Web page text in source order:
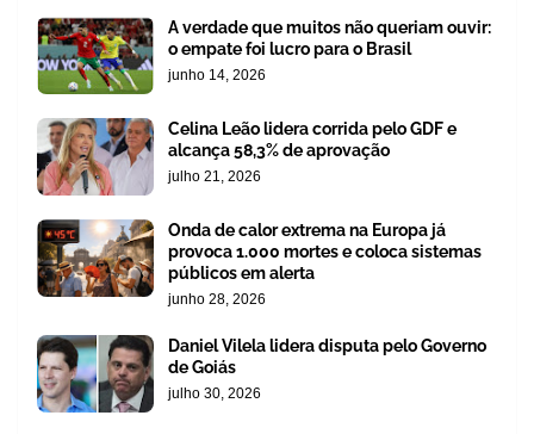
A verdade que muitos não queriam ouvir:
o empate foi lucro para o Brasil
junho 14, 2026
Celina Leão lidera corrida pelo GDF e
alcança 58,3% de aprovação
julho 21, 2026
Onda de calor extrema na Europa já
provoca 1.000 mortes e coloca sistemas
públicos em alerta
junho 28, 2026
Daniel Vilela lidera disputa pelo Governo
de Goiás
julho 30, 2026